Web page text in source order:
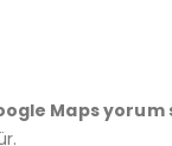
Maps yorum